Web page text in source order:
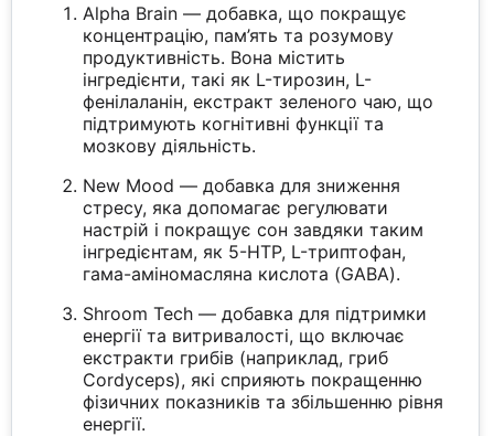
Alpha Brain — добавка, що покращує
концентрацію, пам’ять та розумову
продуктивність. Вона містить
інгредієнти, такі як L-тирозин, L-
фенілаланін, екстракт зеленого чаю, що
підтримують когнітивні функції та
мозкову діяльність.
New Mood — добавка для зниження
стресу, яка допомагає регулювати
настрій і покращує сон завдяки таким
інгредієнтам, як 5-HTP, L-триптофан,
гама-аміномасляна кислота (GABA).
Shroom Tech — добавка для підтримки
енергії та витривалості, що включає
екстракти грибів (наприклад, гриб
Cordyceps), які сприяють покращенню
фізичних показників та збільшенню рівня
енергії.